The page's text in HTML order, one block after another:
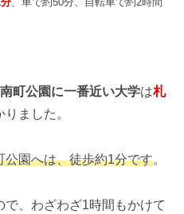
町公園に一番近い大学は札
ました。
公園へは、徒歩約1分です。
、わざわざ1時間もかけて